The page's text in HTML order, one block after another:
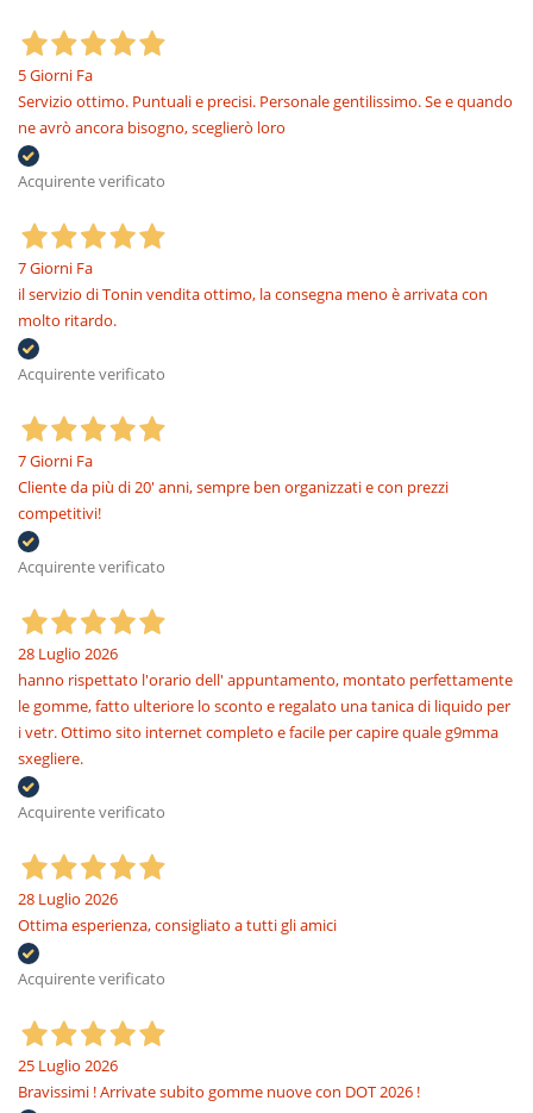
5 Giorni Fa
Servizio ottimo. Puntuali e precisi. Personale gentilissimo. Se e quando
ne avrò ancora bisogno, sceglierò loro
Acquirente verificato
7 Giorni Fa
il servizio di Tonin vendita ottimo, la consegna meno è arrivata con
molto ritardo.
Acquirente verificato
7 Giorni Fa
Cliente da più di 20' anni, sempre ben organizzati e con prezzi
competitivi!
Acquirente verificato
28 Luglio 2026
hanno rispettato l'orario dell' appuntamento, montato perfettamente
le gomme, fatto ulteriore lo sconto e regalato una tanica di liquido per
i vetr. Ottimo sito internet completo e facile per capire quale g9mma
sxegliere.
Acquirente verificato
28 Luglio 2026
Ottima esperienza, consigliato a tutti gli amici
Acquirente verificato
25 Luglio 2026
Bravissimi ! Arrivate subito gomme nuove con DOT 2026 !